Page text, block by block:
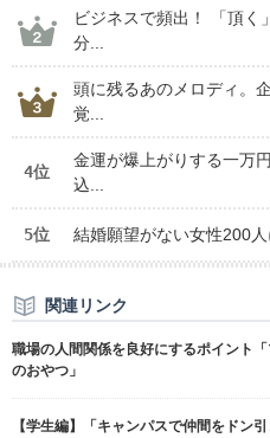
ビジネスで頻出！ 「頂く
分...
頭に残るあのメロディ。
覚...
4位
金運が爆上がりする一万
込...
5位 結婚願望がない女性200
関連リンク
職場の人間関係を良好にするポイント
のおやつ」
【学生編】「キャンパスで仲間をドン